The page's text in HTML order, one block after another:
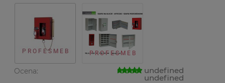
Ocena: undefined
undefined